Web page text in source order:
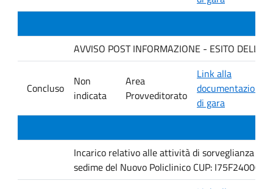
AVVISO POST INFORMAZIONE - ESITO
Concluso
Non
indicata
Area
Provveditorato
Link alla
documentazione
di gara
Incarico relativo alle attività di sorveglianza e
sedime del Nuovo Policlinico CUP: